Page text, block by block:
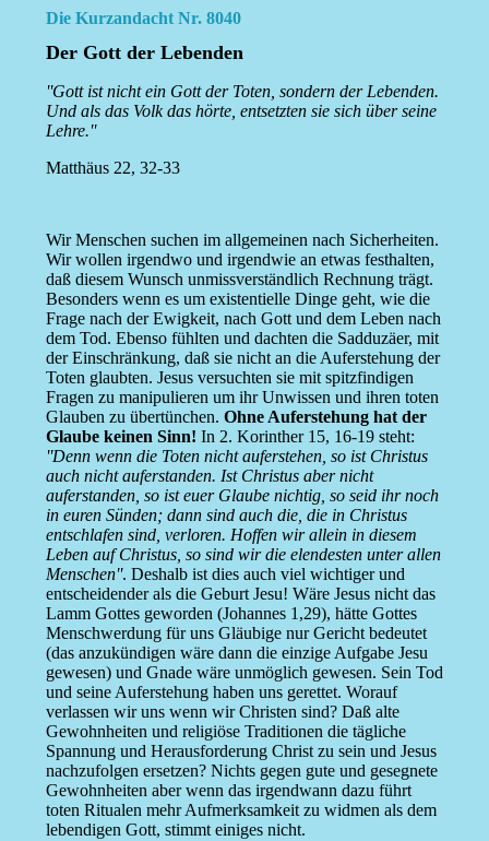
Die Kurzandacht Nr. 8040
Der Gott der Lebenden
''Gott ist nicht ein Gott der Toten, sondern der Lebenden.
Und als das Volk das hörte, entsetzten sie sich über seine
Lehre.''
Matthäus 22, 32-33
Wir Menschen suchen im allgemeinen nach Sicherheiten.
Wir wollen irgendwo und irgendwie an etwas festhalten,
daß diesem Wunsch unmissverständlich Rechnung trägt.
Besonders wenn es um existentielle Dinge geht, wie die
Frage nach der Ewigkeit, nach Gott und dem Leben nach
dem Tod. Ebenso fühlten und dachten die Sadduzäer, mit
der Einschränkung, daß sie nicht an die Auferstehung der
Toten glaubten. Jesus versuchten sie mit spitzfindigen
Fragen zu manipulieren um ihr Unwissen und ihren toten
Glauben zu übertünchen. Ohne Auferstehung hat der
Glaube keinen Sinn! In 2. Korinther 15, 16-19 steht:
''Denn wenn die Toten nicht auferstehen, so ist Christus
auch nicht auferstanden. Ist Christus aber nicht
auferstanden, so ist euer Glaube nichtig, so seid ihr noch
in euren Sünden; dann sind auch die, die in Christus
entschlafen sind, verloren. Hoffen wir allein in diesem
Leben auf Christus, so sind wir die elendesten unter allen
Menschen''. Deshalb ist dies auch viel wichtiger und
entscheidender als die Geburt Jesu! Wäre Jesus nicht das
Lamm Gottes geworden (Johannes 1,29), hätte Gottes
Menschwerdung für uns Gläubige nur Gericht bedeutet
(das anzukündigen wäre dann die einzige Aufgabe Jesu
gewesen) und Gnade wäre unmöglich gewesen. Sein Tod
und seine Auferstehung haben uns gerettet. Worauf
verlassen wir uns wenn wir Christen sind? Daß alte
Gewohnheiten und religiöse Traditionen die tägliche
Spannung und Herausforderung Christ zu sein und Jesus
nachzufolgen ersetzen? Nichts gegen gute und gesegnete
Gewohnheiten aber wenn das irgendwann dazu führt
toten Ritualen mehr Aufmerksamkeit zu widmen als dem
lebendigen Gott, stimmt einiges nicht.